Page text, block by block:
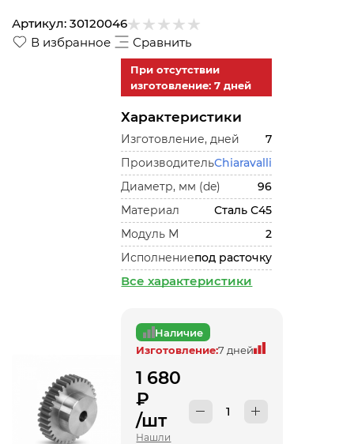
В избранное Сравнить
Артикул: 30120046
При отсутствии
изготовление: 7 дней
Характеристики
Изготовление, дней
7
ПроизводительChiaravalli
Диаметр, мм (de)
96
Материал
Сталь С45
Модуль М
2
Исполнениепод расточку
Все характеристики
Наличие
Изготовление:7 дней
1 680
₽
/шт
Нашли